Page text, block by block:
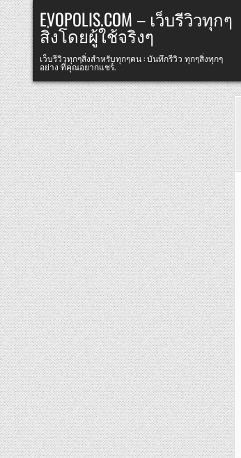
Skip
to
content
EVOPOLIS.COM – เว็บรีวิวทุกๆ
สิ่งโดยผู้ใช้จริงๆ
เว็บรีวิวทุกๆสิ่งสำหรับทุกๆคน : บันทึกรีวิว ทุกๆสิ่งทุกๆ
อย่าง ที่คุณอยากแชร์.